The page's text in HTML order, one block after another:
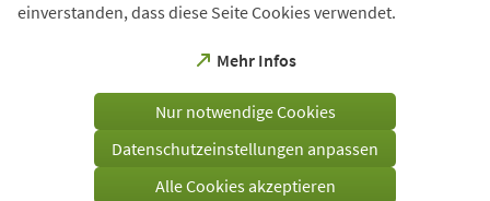
einverstanden, dass diese Seite Cookies verwendet.
Mehr Infos
(Öffnet
einem
Tab)
Nur notwendige Cookies
Datenschutzeinstellungen anpassen
Alle Cookies akzeptieren